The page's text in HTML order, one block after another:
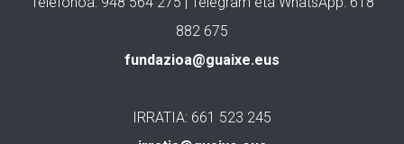
882 675
fundazioa@guaixe.eus
IRRATIA: 661 523 245